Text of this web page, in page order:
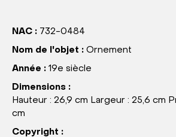
NAC : 732-0484
Nom de l'objet : Ornement
Année : 19e siècle
Dimensions :
Hauteur : 26,9 cm Largeur : 25,6 cm
cm
Copyright :